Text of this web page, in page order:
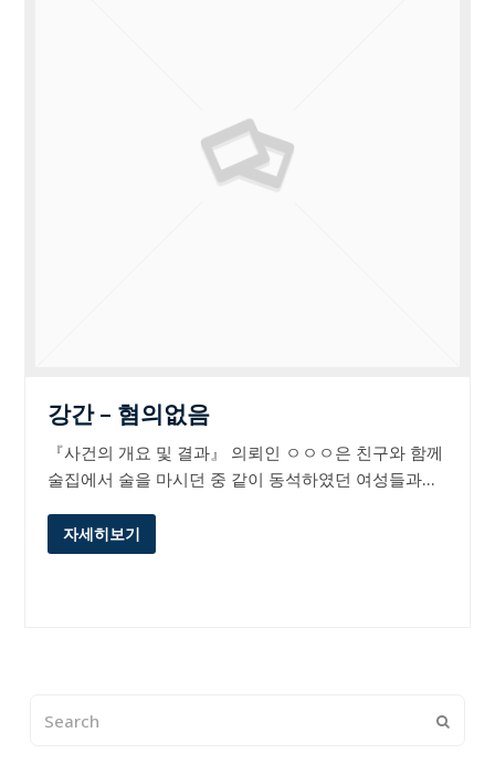
강간 – 혐의없음
『사건의 개요 및 결과』 의뢰인 ㅇㅇㅇ은 친구와 함께
술집에서 술을 마시던 중 같이 동석하였던 여성들과…
자세히보기